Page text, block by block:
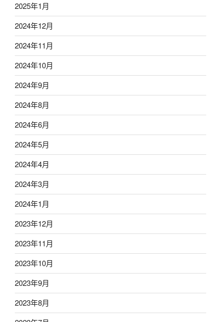
2025年1月
2024年12月
2024年11月
2024年10月
2024年9月
2024年8月
2024年6月
2024年5月
2024年4月
2024年3月
2024年1月
2023年12月
2023年11月
2023年10月
2023年9月
2023年8月